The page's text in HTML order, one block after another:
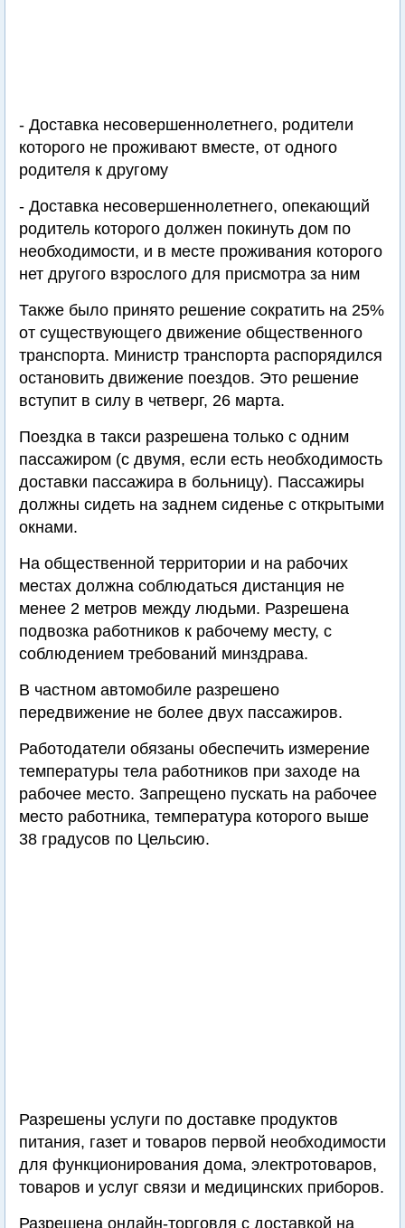
- Доставка несовершеннолетнего, родители
которого не проживают вместе, от одного
родителя к другому
- Доставка несовершеннолетнего, опекающий
родитель которого должен покинуть дом по
необходимости, и в месте проживания которого
нет другого взрослого для присмотра за ним
Также было принято решение сократить на 25%
от существующего движение общественного
транспорта. Министр транспорта распорядился
остановить движение поездов. Это решение
вступит в силу в четверг, 26 марта.
Поездка в такси разрешена только с одним
пассажиром (с двумя, если есть необходимость
доставки пассажира в больницу). Пассажиры
должны сидеть на заднем сиденье с открытыми
окнами.
На общественной территории и на рабочих
местах должна соблюдаться дистанция не
менее 2 метров между людьми. Разрешена
подвозка работников к рабочему месту, с
соблюдением требований минздрава.
В частном автомобиле разрешено
передвижение не более двух пассажиров.
Работодатели обязаны обеспечить измерение
температуры тела работников при заходе на
рабочее место. Запрещено пускать на рабочее
место работника, температура которого выше
38 градусов по Цельсию.
Разрешены услуги по доставке продуктов
питания, газет и товаров первой необходимости
для функционирования дома, электротоваров,
товаров и услуг связи и медицинских приборов.
Разрешена онлайн-торговля с доставкой на